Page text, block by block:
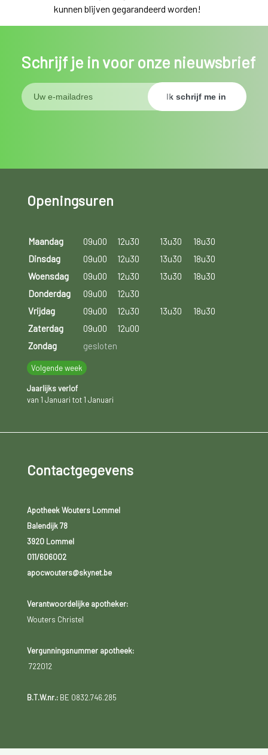
kunnen blijven gegarandeerd worden!
Schrijf je in voor onze nieuwsbrief
Openingsuren
Maandag 09u00 12u30 13u30
18u30
Dinsdag
09u00 12u30 13u30
18u30
Woensdag
09u00 12u30 13u30
18u30
Donderdag
09u00
12u30
Vrijdag
09u00 12u30 13u30
18u30
Zaterdag
09u00
12u00
Zondag
gesloten
Volgende week
Jaarlijks verlof
van 1 Januari tot 1 Januari
Contactgegevens
Apotheek Wouters Lommel
Balendijk 78
3920 Lommel
011/606002
apocwouters@skynet.be
Verantwoordelijke apotheker:
Wouters Christel
Vergunningsnummer apotheek:
722012
B.T.W.nr.:BE 0832.746.285